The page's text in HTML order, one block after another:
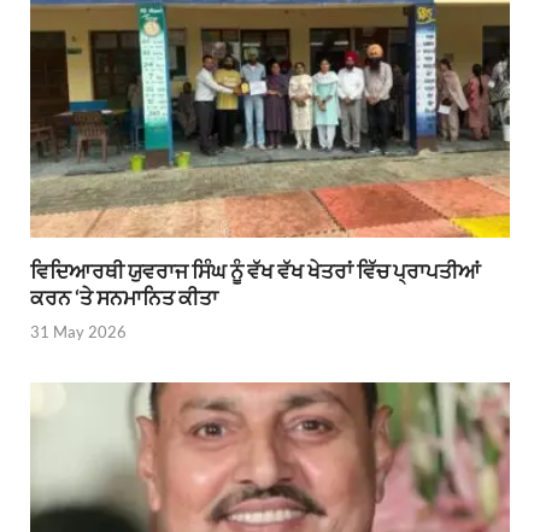
ਵਿਦਿਆਰਥੀ ਯੁਵਰਾਜ ਸਿੰਘ ਨੂੰ ਵੱਖ ਵੱਖ ਖੇਤਰਾਂ ਵਿੱਚ ਪ੍ਰਾਪਤੀਆਂ
ਕਰਨ ‘ਤੇ ਸਨਮਾਨਿਤ ਕੀਤਾ
31 May 2026